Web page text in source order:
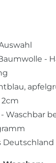
-
2cm
Waschbar
Deutschland